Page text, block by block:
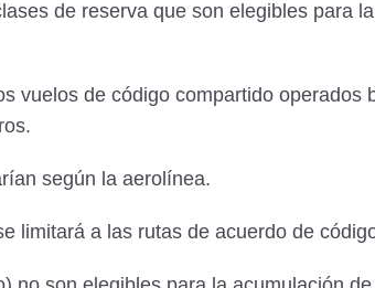
de reserva que son elegibles para
vuelos de código compartido operados
según la aerolínea.
limitará a las rutas de acuerdo de